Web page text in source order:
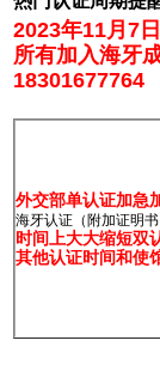
2023年11月7
所有加入海牙
18301677764
外交部单认证加急
海牙认证（附加证明书
时间上大大缩短双
其他认证时间和使